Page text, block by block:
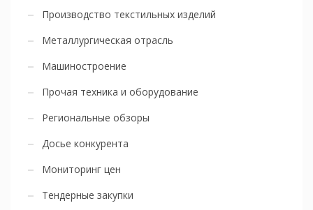
Производство текстильных изделий
Металлургическая отрасль
Машиностроение
Прочая техника и оборудование
Региональные обзоры
Досье конкурента
Мониторинг цен
Тендерные закупки